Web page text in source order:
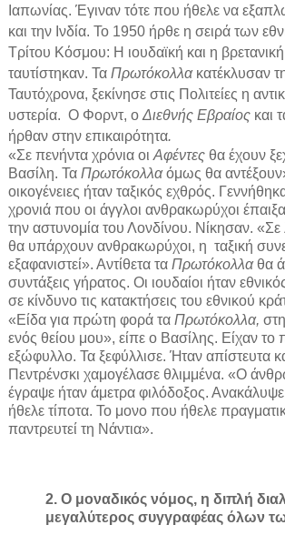
Ιαπωνίας. Έγιναν τότε που ήθελε να
και την Ινδία. Το 1950 ήρθε η σειρά των
Τρίτου Κόσμου: Η ιουδαϊκή και η
ταυτίστηκαν. Τα Πρωτόκολλακατέκλυσαν
Ταυτόχρονα, ξεκίνησε στις Πολιτείες η
υστερία. Ο Φορντ, ο Διεθνής Εβραίος και
ήρθαν στην επικαιρότητα.
«Σε πενήντα χρόνια οι Αφέντες θα έχουν
Βασίλη. Τα Πρωτόκολλαόμως θα
οικογένειες ήταν ταξικός εχθρός.
χρονιά που οι άγγλοι ανθρακωρύχοι
την αστυνομία του Λονδίνου. Νίκησαν. «Σε
θα υπάρχουν ανθρακωρύχοι, η ταξική
εξαφανιστεί». Αντίθετα τα Πρωτόκολλαθα
συντάξεις γήρατος. Οι ιουδαίοι ήταν
σε κίνδυνο τις κατακτήσεις του εθνικού
«Είδα για πρώτη φορά τα Πρωτόκολλα,
ενός θείου μου», είπε ο Βασίλης. Είχαν το
εξώφυλλο. Τα ξεφύλλισε. Ήταν απίστευτα
Πεντρένσκι χαμογέλασε θλιμμένα. «Ο
έγραψε ήταν άμετρα φιλόδοξος. Ανακάλυψε
ήθελε τίποτα. Το μονο που ήθελε
παντρευτεί τη Νάντια».
2. Ο μοναδικός νόμος, η διπλή
μεγαλύτερος συγγραφέας όλων